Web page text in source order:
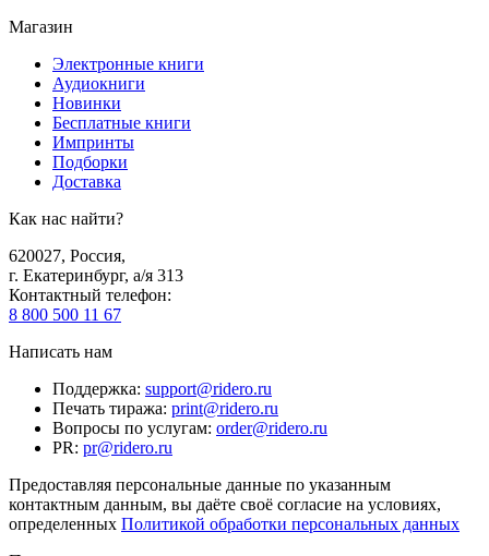
Магазин
Электронные книги
Аудиокниги
Новинки
Бесплатные книги
Импринты
Подборки
Доставка
Как нас найти?
620027, Россия,
г. Екатеринбург, а/я 313
Контактный телефон:
8 800 500 11 67
Написать нам
Поддержка: support@ridero.ru
Печать тиража: print@ridero.ru
Вопросы по услугам: order@ridero.ru
PR: pr@ridero.ru
Предоставляя персональные данные по указанным
контактным данным, вы даёте своё согласие на условиях,
определенных Политикой обработки персональных данных